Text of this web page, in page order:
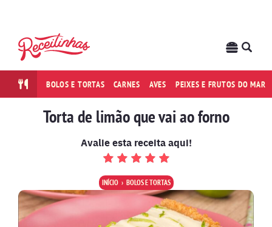
BOLOS E TORTAS CARNES AVES PEIXES E FRUTOS DO MAR
Torta de limão que vai ao forno
Avalie esta receita aqui!
INÍCIO BOLOS E TORTAS